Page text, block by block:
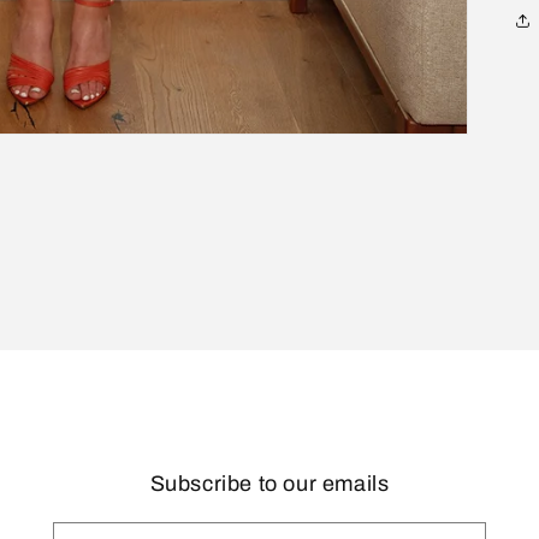
Subscribe to our emails